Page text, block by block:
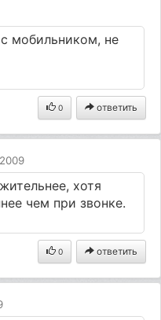
мобильником, не
0 ответить
хотя
чем при звонке.
0 ответить